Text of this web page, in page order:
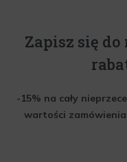
Zapisz się
-15% na cały
wartości zamówienia